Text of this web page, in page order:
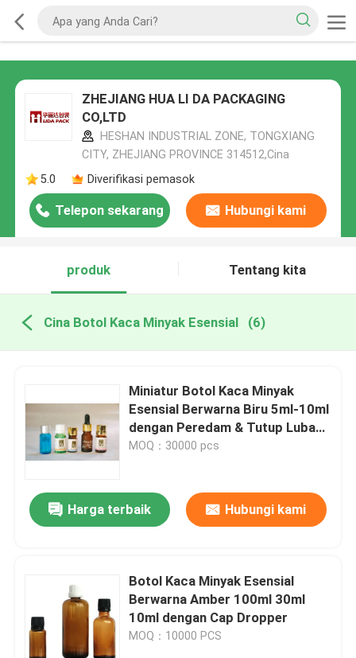
ZHEJIANG HUA LI DA PACKAGING
CO,LTD
HESHAN INDUSTRIAL ZONE, TONGXIANG
CITY, ZHEJIANG PROVINCE 314512,Cina
5.0
Diverifikasi pemasok
Telepon sekarang Hubungi kami
produk Tentang kita
Cina Botol Kaca Minyak Esensial (6)
Miniatur Botol Kaca Minyak
Esensial Berwarna Biru 5ml-10ml
dengan Peredam & Tutup Lubang
WT
MOQ：30000 pcs
Harga terbaik Hubungi kami
Botol Kaca Minyak Esensial
Berwarna Amber 100ml 30ml
10ml dengan Cap Dropper
MOQ：10000 PCS